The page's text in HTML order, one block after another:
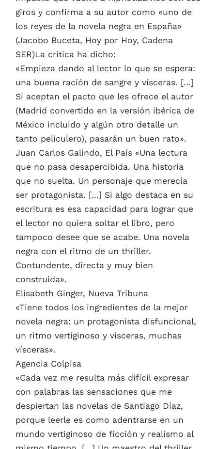
giros y confirma a su autor como «uno de
los reyes de la novela negra en España»
(Jacobo Buceta, Hoy por Hoy, Cadena
SER)La crítica ha dicho:
«Empieza dando al lector lo que se espera:
una buena ración de sangre y vísceras. [...]
Si aceptan el pacto que les ofrece el autor
(Madrid convertido en la versión ibérica de
México incluido y algún otro detalle un
tanto peliculero), pasarán un buen rato».
Juan Carlos Galindo, El País «Una lectura
que no pasa desapercibida. Una historia
que no suelta. Un personaje que merecía
ser protagonista. [...] Si algo destaca en su
escritura es esa capacidad para lograr que
el lector no quiera soltar el libro, pero
tampoco desee que se acabe. Una novela
negra con el ritmo de un thriller.
Contundente, directa y muy bien
construida».
Elisabeth Ginger, Nueva Tribuna
«Tiene todos los ingredientes de la mejor
novela negra: un protagonista disfuncional,
un ritmo vertiginoso y vísceras, muchas
vísceras».
Agencia Colpisa
«Cada vez me resulta más difícil expresar
con palabras las sensaciones que me
despiertan las novelas de Santiago Díaz,
porque leerle es como adentrarse en un
mundo vertiginoso de ficción y realismo al